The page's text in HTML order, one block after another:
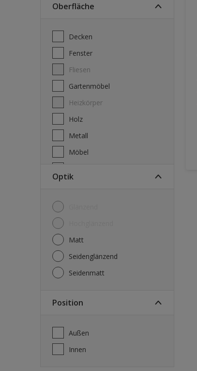
Oberfläche
Decken
Fenster
Fliesen
Gartenmöbel
Heizkörper
Holz
Metall
Möbel
Optik
Matt
Seidenglänzend
Seidenmatt
Position
Außen
Innen